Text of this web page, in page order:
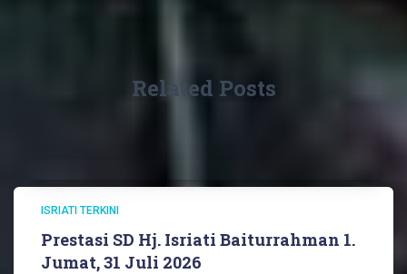
Related Posts
ISRIATI TERKINI
Prestasi SD Hj. Isriati Baiturrahman 1.
Jumat, 31 Juli 2026